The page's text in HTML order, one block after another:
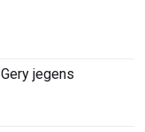
jegens